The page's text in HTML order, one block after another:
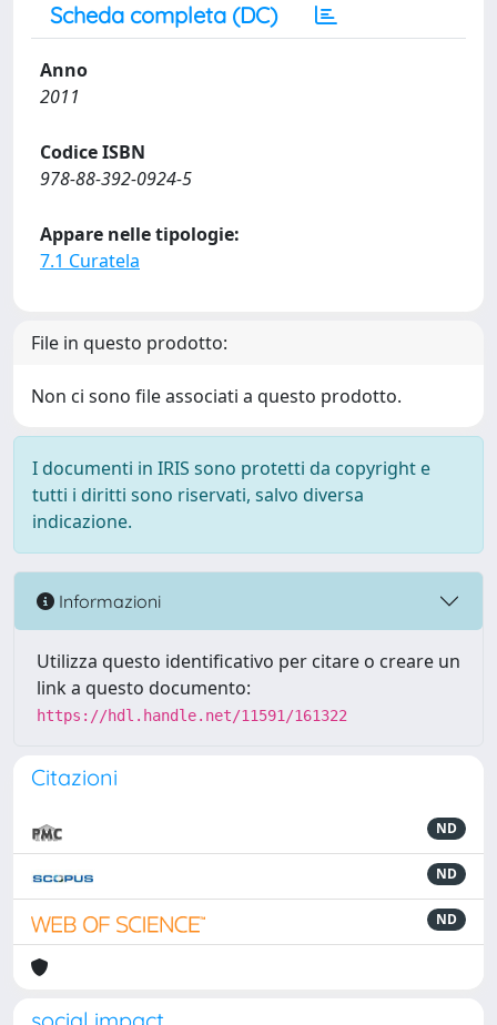
Scheda completa (DC)
Anno
2011
Codice ISBN
978-88-392-0924-5
Appare nelle tipologie:
7.1 Curatela
File in questo prodotto:
Non ci sono file associati a questo prodotto.
I documenti in IRIS sono protetti da copyright e
tutti i diritti sono riservati, salvo diversa
indicazione.
Informazioni
Utilizza questo identificativo per citare o creare un
link a questo documento:
https://hdl.handle.net/11591/161322
Citazioni
ND
ND
ND